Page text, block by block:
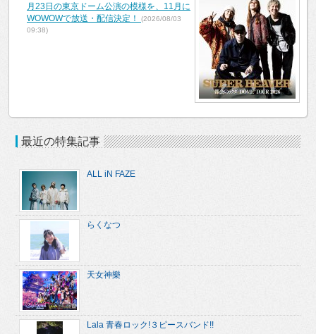
月23日の東京ドーム公演の模様を、11月に
WOWOWで放送・配信決定！
(2026/08/03
09:38)
最近の特集記事
ALL iN FAZE
らくなつ
天女神樂
Lala 青春ロック!３ピースバンド!!